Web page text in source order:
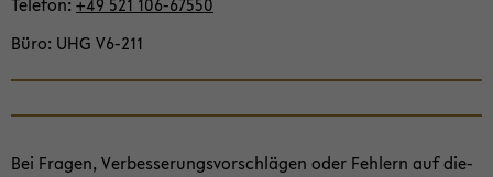
Büro UHG V6-​211
Bei Fra­gen, Ver­bes­se­rungs­vor­schlä­gen oder Feh­lern auf die­